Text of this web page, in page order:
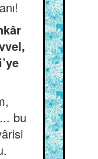
bu